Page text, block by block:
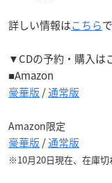
詳しい情報はこちら
▼CDの予約・購入は
■Amazon
豪華版 /通常版
Amazon限定
豪華版 /通常版
※10月20日現在、在庫切